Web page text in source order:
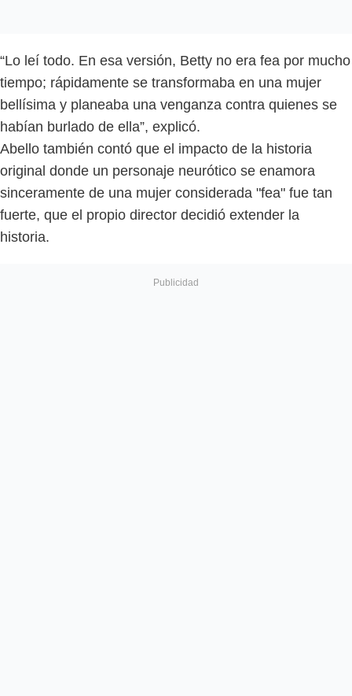
“Lo leí todo. En esa versión, Betty no era fea por mucho
tiempo; rápidamente se transformaba en una mujer
bellísima y planeaba una venganza contra quienes se
habían burlado de ella”, explicó.
Abello también contó que el impacto de la historia
original donde un personaje neurótico se enamora
sinceramente de una mujer considerada "fea" fue tan
fuerte, que el propio director decidió extender la
historia.